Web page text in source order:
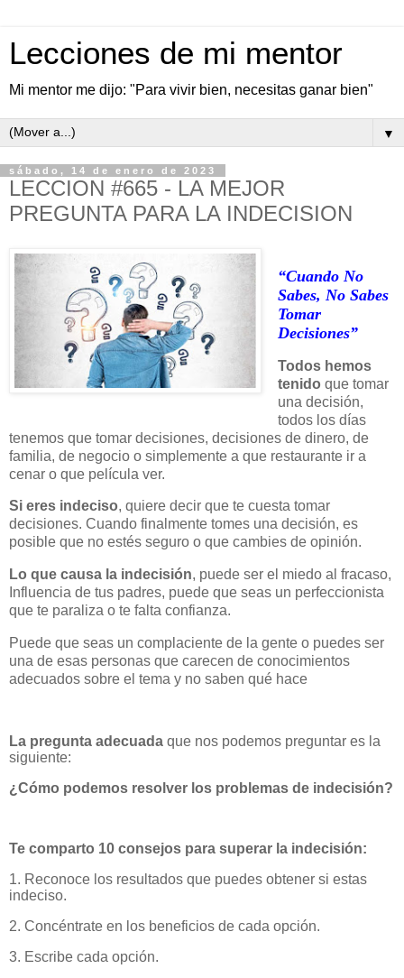
Lecciones de mi mentor
Mi mentor me dijo: "Para vivir bien, necesitas ganar bien"
▼
sábado, 14 de enero de 2023
LECCION #665 - LA MEJOR
PREGUNTA PARA LA INDECISION
“Cuando No
Sabes, No Sabes
Tomar
Decisiones”
Todos hemos
tenido que tomar
una decisión,
todos los días
tenemos que tomar decisiones, decisiones de dinero, de
familia, de negocio o simplemente a que restaurante ir a
cenar o que película ver.
Si eres indeciso, quiere decir que te cuesta tomar
decisiones. Cuando finalmente tomes una decisión, es
posible que no estés seguro o que cambies de opinión.
Lo que causa la indecisión, puede ser el miedo al fracaso,
Influencia de tus padres, puede que seas un perfeccionista
que te paraliza o te falta confianza.
Puede que seas un complaciente de la gente o puedes ser
una de esas personas que carecen de conocimientos
adecuados sobre el tema y no saben qué hace
La pregunta adecuada que nos podemos preguntar es la
siguiente:
¿Cómo podemos resolver los problemas de indecisión?
Te comparto 10 consejos para superar la indecisión:
1. Reconoce los resultados que puedes obtener si estas
indeciso.
2. Concéntrate en los beneficios de cada opción.
3. Escribe cada opción.